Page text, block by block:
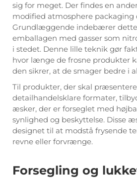
sig for meget. Der findes en
modified atmosphere packaging
Grundlæggende indebærer
emballagen med gasser som
i stedet. Denne lille teknik gør
hvor længe de frosne produkter
den sikrer, at de smager bedre i
Til produkter, der skal
detailhandelsklare formater,
æsker, der er forseglet med
synlighed og beskyttelse. Disse
designet til at modstå frysende
revne eller forvrænge.
Forsegling og